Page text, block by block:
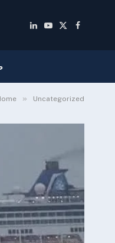
Facebook
X
YouTube
LinkedIn
» Uncategorized